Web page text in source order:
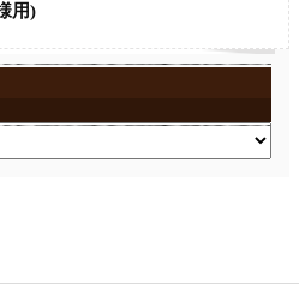
用)